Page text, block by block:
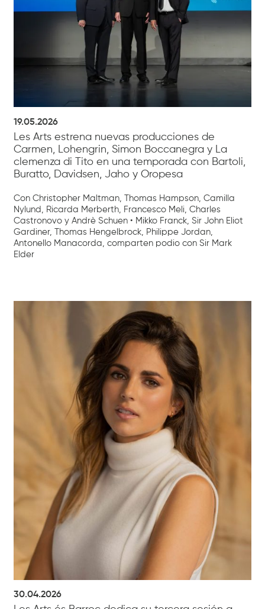
19.05.2026
Les Arts estrena nuevas producciones de
Carmen, Lohengrin, Simon Boccanegra y La
clemenza di Tito en una temporada con Bartoli,
Buratto, Davidsen, Jaho y Oropesa
Con Christopher Maltman, Thomas Hampson, Camilla
Nylund, Ricarda Merberth, Francesco Meli, Charles
Castronovo y Andrè Schuen • Mikko Franck, Sir John Eliot
Gardiner, Thomas Hengelbrock, Philippe Jordan,
Antonello Manacorda, comparten podio con Sir Mark
Elder
30.04.2026